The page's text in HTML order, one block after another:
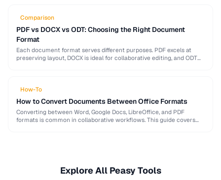
Comparison
PDF vs DOCX vs ODT: Choosing the Right Document
Format
Each document format serves different purposes. PDF excels at
preserving layout, DOCX is ideal for collaborative editing, and ODT
How-To
How to Convert Documents Between Office Formats
Converting between Word, Google Docs, LibreOffice, and PDF
formats is common in collaborative workflows. This guide covers
Explore All Peasy Tools